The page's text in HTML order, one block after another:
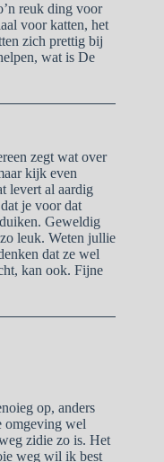
reuk ding voor
voor katten, het
zich prettig bij
wat is De
zegt wat over
kijk even
levert al aardig
je voor dat
Geweldig
leuk. Weten jullie
dat ze wel
kan ook. Fijne
op, anders
omgeving wel
zidie zo is. Het
weg wil ik best